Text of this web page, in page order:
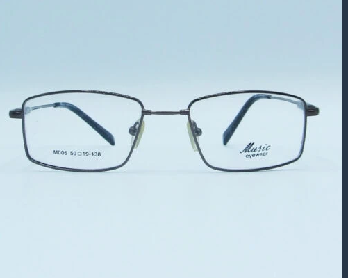
عینک طبی
عینک طبی مردانه
عینک طبی زنانه
عینک طبی بچه گانه
برند عینک
عینک ریبن
عینک گوچی